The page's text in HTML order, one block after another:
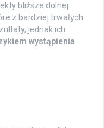
bliższe dolnej
z bardziej trwałych
jednak ich
wystąpienia